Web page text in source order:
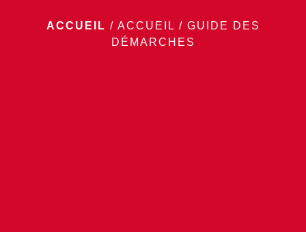
ACCUEIL / ACCUEIL / GUIDE DES
DÉMARCHES